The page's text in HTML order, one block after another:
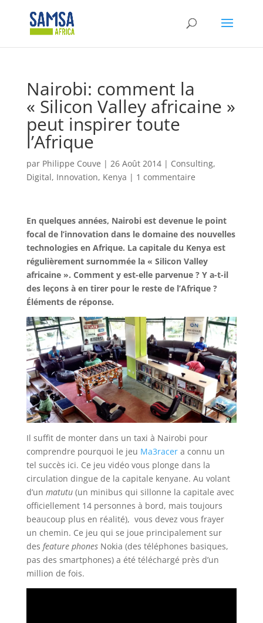
Nairobi: comment la
« Silicon Valley africaine »
peut inspirer toute
l’Afrique
par Philippe Couve | 26 Août 2014| Consulting,
Digital, Innovation, Kenya | 1 commentaire
En quelques années, Nairobi est devenue le point
focal de l’innovation dans le domaine des nouvelles
technologies en Afrique. La capitale du Kenya est
régulièrement surnommée la « Silicon Valley
africaine ». Comment y est-elle parvenue ? Y a-t-il
des leçons à en tirer pour le reste de l’Afrique ?
Éléments de réponse.
Il suffit de monter dans un taxi à Nairobi pour
comprendre pourquoi le jeu Ma3racera connu un
tel succès ici. Ce jeu vidéo vous plonge dans la
circulation dingue de la capitale kenyane. Au volant
d’un matutu(un minibus qui sillonne la capitale avec
officiellement 14 personnes à bord, mais toujours
beaucoup plus en réalité), vous devez vous frayer
un chemin. Ce jeu qui se joue principalement sur
des feature phonesNokia (des téléphones basiques,
pas des smartphones) a été téléchargé près d’un
million de fois.